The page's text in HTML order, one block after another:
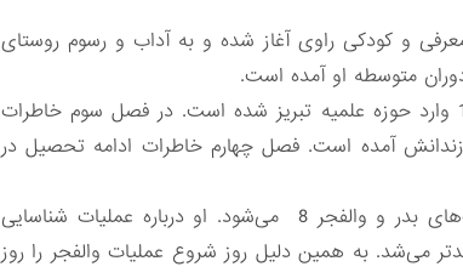
معرفی و کودکی راوی آغاز شده و به آداب و رسوم روستای
متوسطه او آمده است.
در فصل دوم حوزه علمیه را به جای هنرستان کشاورزی انتخاب کرده و اواخر سال 1362 وارد حوزه علمیه تبریز شده است. در فصل سوم خاطرات
در مدرسه و... همچنین ازدواج در سال 1364 و معرفی فرزندانش آمده است. فصل چهارم خاطرات ادامه تحصیل در
فصل پنجم شامل خاطرات راوی از آغاز جنگ و دفاع مقدس، ورود به جبهه و عملیات‌های بدر و والفجر 8 می‌شود. او درباره عملیات شناسایی
«اگر دشمن متوجه تحرکات ما می‌شد، عملیات والفجر 8 از کربلای 4 هم بدتر می‌شد. به همین دلیل روز شروع عملیات والفجر را روز